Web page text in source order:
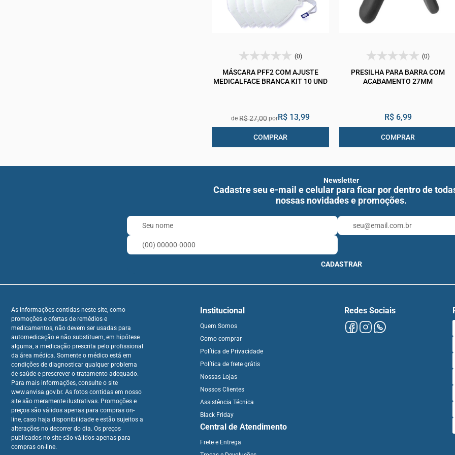
(0)
MÁSCARA PFF2 COM AJUSTE
MEDICALFACE BRANCA KIT 10 UND
R$ 27,00 R$ 13,99
COMPRAR
(0)
PRESILHA PARA BARRA COM
ACABAMENTO 27MM
R$ 6,99
COMPRAR
Newsletter
Cadastre seu e-mail e celular para ficar por dentro de
nossas novidades e promoções.
CADASTRAR
As informações contidas neste site, como
promoções e ofertas de remédios e
medicamentos, não devem ser usadas para
automedicação e não substituem, em hipótese
alguma, a medicação prescrita pelo profissional
da área médica. Somente o médico está em
condições de diagnosticar qualquer problema
de saúde e prescrever o tratamento adequado.
Para mais informações, consulte o site
www.anvisa.gov.br. As fotos contidas em nosso
site são meramente ilustrativas. Promoções e
preços são válidos apenas para compras on-
line, caso haja disponibilidade e estão sujeitos a
alterações no decorrer do dia. Os preços
publicados no site são válidos apenas para
compras on-line.
Institucional
Quem Somos
Como comprar
Política de Privacidade
Política de frete grátis
Nossas Lojas
Nossos Clientes
Assistência Técnica
Black Friday
Central de Atendimento
Frete e Entrega
Redes Sociais